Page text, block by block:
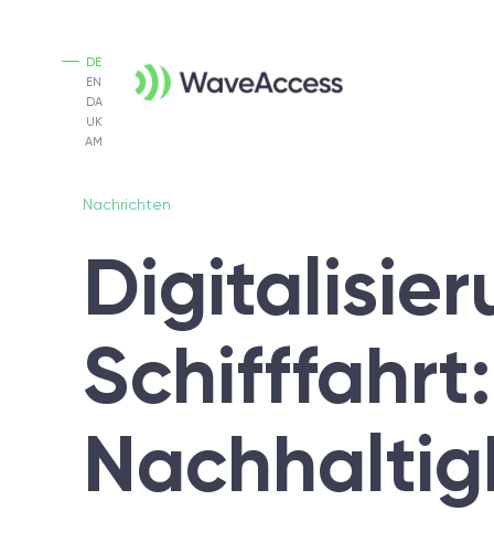
AM
UK
DE
DA
EN
Nachrichten